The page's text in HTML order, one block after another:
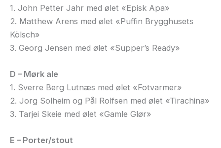
1. John Petter Jahr med ølet «Episk Apa»
2. Matthew Arens med ølet «Puffin Brygghusets
Kölsch»
3. Georg Jensen med ølet «Supper’s Ready»
D – Mørk ale
1. Sverre Berg Lutnæs med ølet «Fotvarmer»
2. Jorg Solheim og Pål Rolfsen med ølet «Tirachina»
3. Tarjei Skeie med ølet «Gamle Glør»
E – Porter/stout